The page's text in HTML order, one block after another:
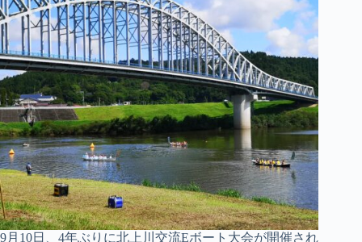
9月10日、4年ぶりに北上川交流Eボート大会が開催され